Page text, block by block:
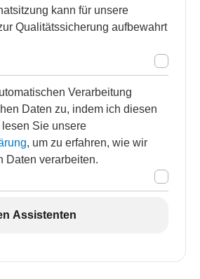
kann für unsere
Qualitätssicherung aufbewahrt
Verarbeitung
Daten zu, indem ich diesen
Sie unsere
, um zu erfahren, wie wir
Daten verarbeiten.
Assistenten